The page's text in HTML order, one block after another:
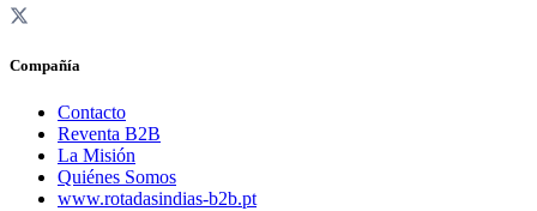
Compañía
Contacto
Reventa B2B
La Misión
Quiénes Somos
www.rotadasindias-b2b.pt